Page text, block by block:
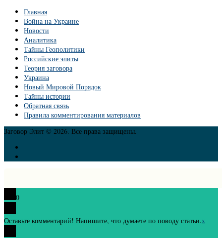
Главная
Война на Украине
Новости
Аналитика
Тайны Геополитики
Российские элиты
Теория заговора
Украина
Новый Мировой Порядок
Тайны истории
Обратная связь
Правила комментирования материалов
Заговор Элит © 2026. Все права защищены.
0
Оставьте комментарий! Напишите, что думаете по поводу статьи.x